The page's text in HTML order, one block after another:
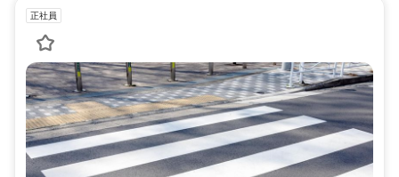
正社員